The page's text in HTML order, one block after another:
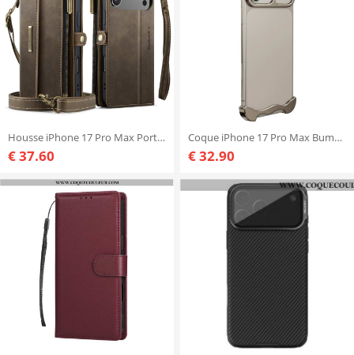
Housse iPhone 17 Pro Max Portefeuille CASEME
€ 37.60
Coque iPhone 17 Pro Max Bumper
€ 32.90